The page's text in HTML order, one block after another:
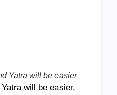
Yatra will be easier
will be easier,